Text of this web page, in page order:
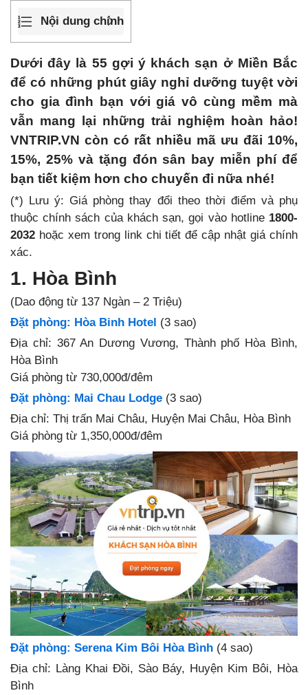
Nội dung chính
Dưới đây là 55 gợi ý khách sạn ở Miền Bắc
để có những phút giây nghỉ dưỡng tuyệt vời
cho gia đình bạn với giá vô cùng mềm mà
vẫn mang lại những trải nghiệm hoàn hảo!
VNTRIP.VN còn có rất nhiều mã ưu đãi 10%,
15%, 25% và tặng đón sân bay miễn phí để
bạn tiết kiệm hơn cho chuyến đi nữa nhé!
(*) Lưu ý: Giá phòng thay đổi theo thời điểm và phụ
thuộc chính sách của khách sạn, gọi vào hotline 1800-
2032 hoặc xem trong link chi tiết để cập nhật giá chính
xác.
1. Hòa Bình
(Dao động từ 137 Ngàn – 2 Triệu)
Đặt phòng: Hòa Binh Hotel (3 sao)
Địa chỉ: 367 An Dương Vương, Thành phố Hòa Bình,
Hòa Bình
Giá phòng từ 730,000đ/đêm
Đặt phòng: Mai Chau Lodge (3 sao)
Địa chỉ: Thị trấn Mai Châu, Huyện Mai Châu, Hòa Bình
Giá phòng từ 1,350,000đ/đêm
Đặt phòng: Serena Kim Bôi Hòa Bình (4 sao)
Địa chỉ: Làng Khai Đồi, Sào Báy, Huyện Kim Bôi, Hòa
Bình